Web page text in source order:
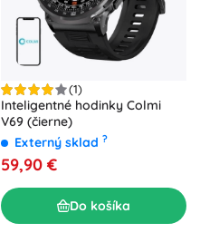
(1)
Inteligentné hodinky Colmi
V69 (čierne)
Externý sklad ?
59,90 €
Do košíka